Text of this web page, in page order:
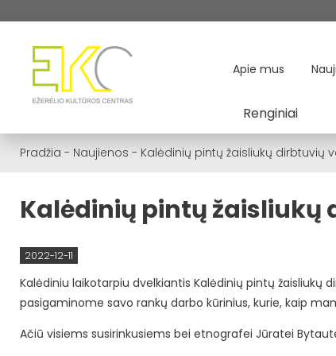
Apie mus
Renginiai
Pradžia - Naujienos - Kalėdinių pintų žaisliukų dirbtuvių
Kalėdinių pintų
2022-12-11
Kalėdiniu laikotarpiu dvelkiantis Kalėdinių pintų žaisliukų
pasigaminome savo rankų darbo kūrinius, kurie, kaip
Ačiū visiems susirinkusiems bei etnografei Jūratei